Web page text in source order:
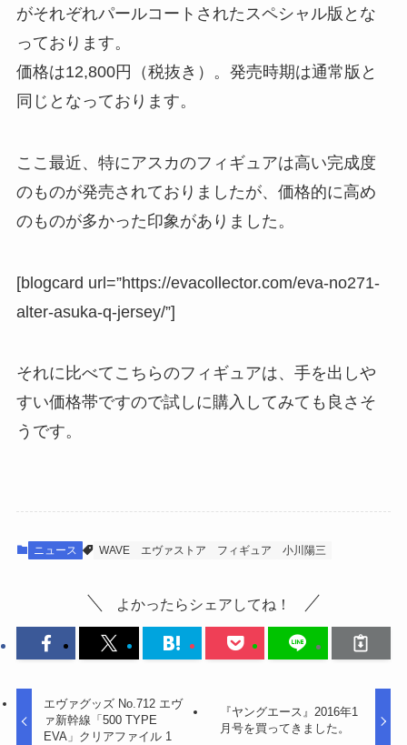
がそれぞれパールコートされたスペシャル版とな
っております。
価格は12,800円（税抜き）。発売時期は通常版と
同じとなっております。
ここ最近、特にアスカのフィギュアは高い完成度
のものが発売されておりましたが、価格的に高め
のものが多かった印象がありました。
[blogcard url=”https://evacollector.com/eva-no271-
alter-asuka-q-jersey/”]
それに比べてこちらのフィギュアは、手を出しや
すい価格帯ですので試しに購入してみても良さそ
うです。
ニュース WAVE エヴァストア フィギュア 小川陽三
よかったらシェアしてね！
エヴァグッズ No.712 エヴ
ァ新幹線「500 TYPE
EVA」クリアファイル 1
『ヤングエース』2016年1
月号を買ってきました。